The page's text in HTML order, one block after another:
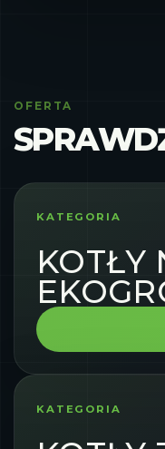
OFERTA
KATEGORIA
KOTŁY
KATEGORIA